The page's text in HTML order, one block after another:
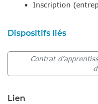
Inscription
Dispositifs liés
Contrat
Lien